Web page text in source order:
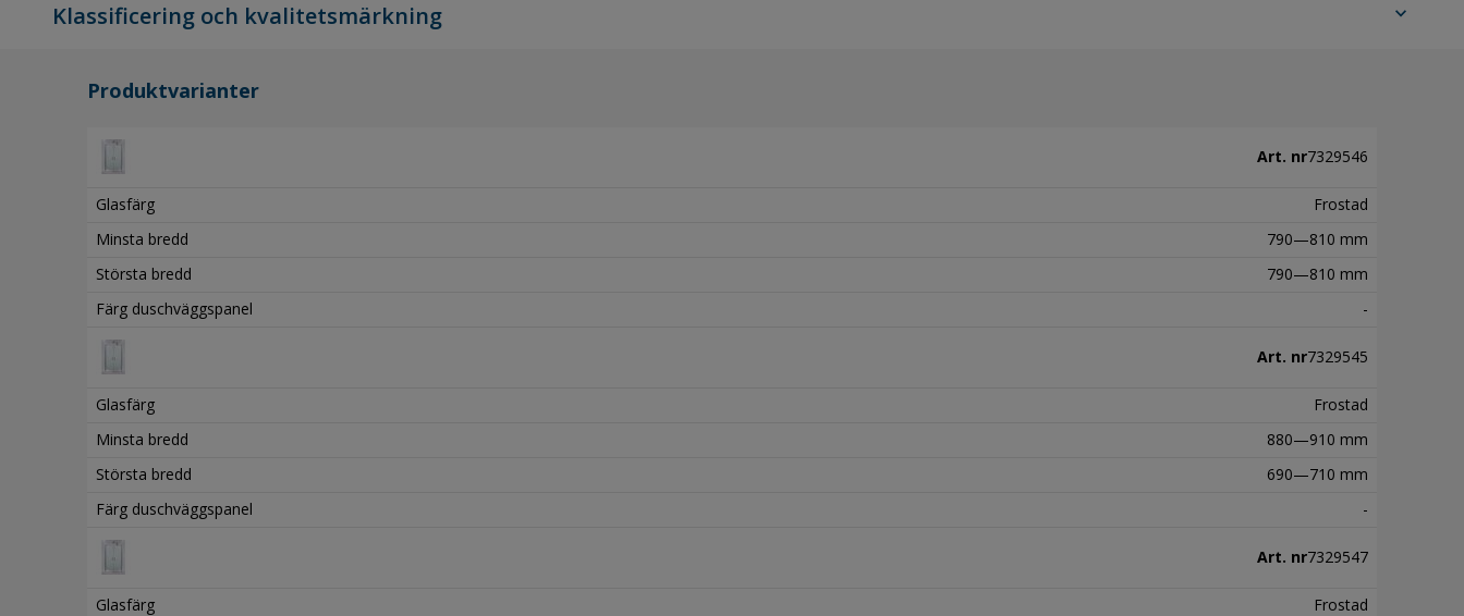
Klassificering och kvalitetsmärkning expand_more
Produktvarianter
Art. nr7329546
Glasfärg
Frostad
Minsta bredd
790—810 mm
Största bredd
790—810 mm
Färg duschväggspanel
-
Art. nr7329545
Glasfärg
Frostad
Minsta bredd
880—910 mm
Största bredd
690—710 mm
Färg duschväggspanel
-
Art. nr7329547
Glasfärg
Frostad